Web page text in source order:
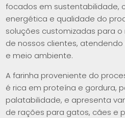
focados em sustentabilidade,
energética e qualidade do
soluções customizadas para
de nossos clientes,
e meio ambiente.
A farinha proveniente do
é rica em proteína e gordura,
palatabilidade, e apresenta
de rações para gatos, cães e